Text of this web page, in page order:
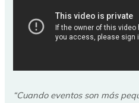
“Cuando eventos son más